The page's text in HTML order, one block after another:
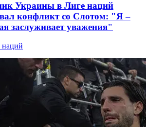
Украины в Лиге наций
конфликт со Слотом: "Я –
заслуживает уважения"
наций